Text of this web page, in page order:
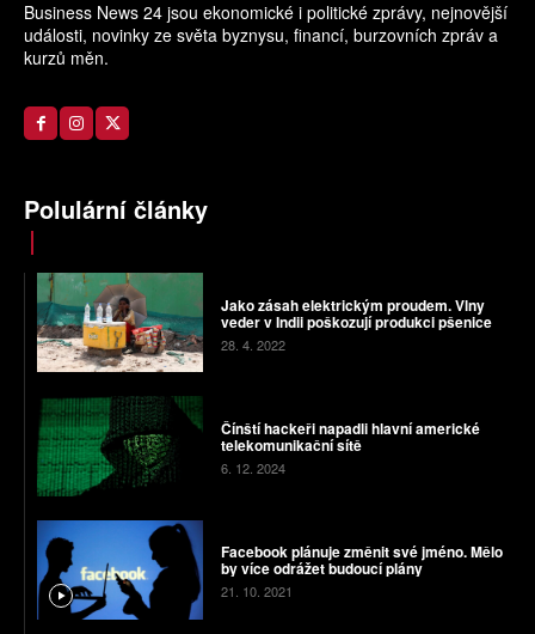
Business News 24 jsou ekonomické i politické zprávy, nejnovější
události, novinky ze světa byznysu, financí, burzovních zpráv a
kurzů měn.
Polulární články
Jako zásah elektrickým proudem. Vlny
veder v Indii poškozují produkci pšenice
28. 4. 2022
Čínští hackeři napadli hlavní americké
telekomunikační sítě
6. 12. 2024
Facebook plánuje změnit své jméno. Mělo
by více odrážet budoucí plány
21. 10. 2021